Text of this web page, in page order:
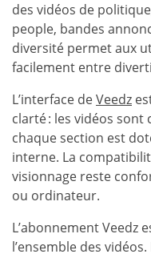
des vidéos de
people, bandes
diversité permet aux
facilement entre
L’interface deVeedz
clarté : les vidéos
chaque section est
interne. La
visionnage reste
ou ordinateur.
L’abonnement Veedz
l’ensemble des